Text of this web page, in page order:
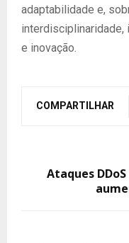
adaptabilidade e,
interdisciplinaridade,
e inovação.
COMPARTILHAR
Ataques